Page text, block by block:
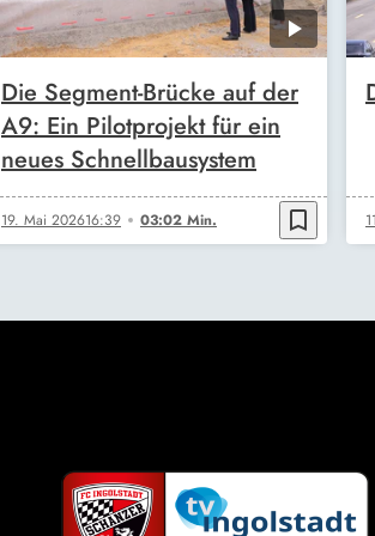
Die Segment-Brücke auf der
A9: Ein Pilotprojekt für ein
neues Schnellbausystem
19. Mai 202616:39 03:02 Min. bookmark_border